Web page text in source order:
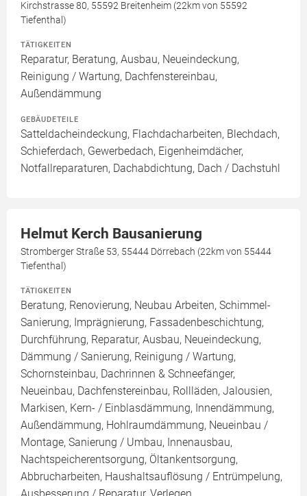
Kirchstrasse 80, 55592 Breitenheim (22km von 55592
Tiefenthal)
TÄTIGKEITEN
Reparatur, Beratung, Ausbau, Neueindeckung,
Reinigung / Wartung, Dachfenstereinbau,
Außendämmung
GEBÄUDETEILE
Satteldacheindeckung, Flachdacharbeiten, Blechdach,
Schieferdach, Gewerbedach, Eigenheimdächer,
Notfallreparaturen, Dachabdichtung, Dach / Dachstuhl
Helmut Kerch Bausanierung
Stromberger Straße 53, 55444 Dörrebach (22km von 55444
Tiefenthal)
TÄTIGKEITEN
Beratung, Renovierung, Neubau Arbeiten, Schimmel-
Sanierung, Imprägnierung, Fassadenbeschichtung,
Durchführung, Reparatur, Ausbau, Neueindeckung,
Dämmung / Sanierung, Reinigung / Wartung,
Schornsteinbau, Dachrinnen & Schneefänger,
Neueinbau, Dachfenstereinbau, Rollläden, Jalousien,
Markisen, Kern- / Einblasdämmung, Innendämmung,
Außendämmung, Hohlraumdämmung, Neueinbau /
Montage, Sanierung / Umbau, Innenausbau,
Nachtspeicherentsorgung, Öltankentsorgung,
Abbrucharbeiten, Haushaltsauflösung / Entrümpelung,